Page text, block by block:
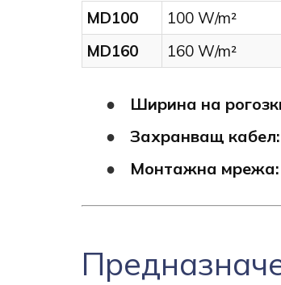
MD100 100 W/m²
MD160
160 W/m²
Ширина на
Захранващ кабел:
Монтажна мрежа: